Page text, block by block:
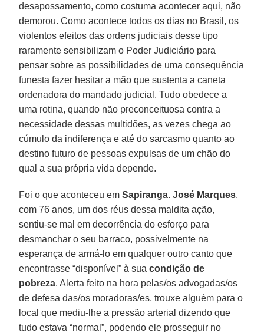
desapossamento, como costuma acontecer aqui, não
demorou. Como acontece todos os dias no Brasil, os
violentos efeitos das ordens judiciais desse tipo
raramente sensibilizam o Poder Judiciário para
pensar sobre as possibilidades de uma consequência
funesta fazer hesitar a mão que sustenta a caneta
ordenadora do mandado judicial. Tudo obedece a
uma rotina, quando não preconceituosa contra a
necessidade dessas multidões, as vezes chega ao
cúmulo da indiferença e até do sarcasmo quanto ao
destino futuro de pessoas expulsas de um chão do
qual a sua própria vida depende.
Foi o que aconteceu emSapiranga.José Marques,
com 76 anos, um dos réus dessa maldita ação,
sentiu-se mal em decorrência do esforço para
desmanchar o seu barraco, possivelmente na
esperança de armá-lo em qualquer outro canto que
encontrasse “disponível” à suacondição de
pobreza. Alerta feito na hora pelas/os advogadas/os
de defesa das/os moradoras/es, trouxe alguém para o
local que mediu-lhe a pressão arterial dizendo que
tudo estava “normal”, podendo ele prosseguir no